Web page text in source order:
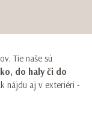
Tie naše sú
do haly či do
nájdu aj v exteriéri -